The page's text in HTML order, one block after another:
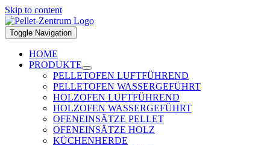
Skip to content
Toggle Navigation
HOME
PRODUKTE
PELLETOFEN LUFTFÜHREND
PELLETOFEN WASSERGEFÜHRT
HOLZOFEN LUFTFÜHREND
HOLZOFEN WASSERGEFÜHRT
OFENEINSÄTZE PELLET
OFENEINSÄTZE HOLZ
KÜCHENHERDE